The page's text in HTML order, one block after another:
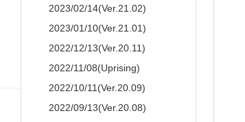
2023/02/14(Ver.21.02)
2023/01/10(Ver.21.01)
2022/12/13(Ver.20.11)
2022/11/08(Uprising)
2022/10/11(Ver.20.09)
2022/09/13(Ver.20.08)